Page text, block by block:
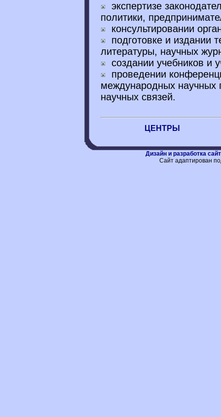
экспертизе
политики,
консультировании
подготовке и издании
литературы, научных
создании учебников
проведении
международных научных
научных связей.
ЦЕНТРЫ
Дизайн и разработка
Cайт адаптирован